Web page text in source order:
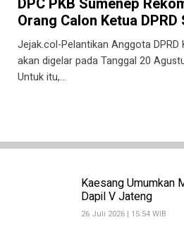
Kaesang Umumkan
Dapil V Jateng
26 Juli 2026 | 15:54 WIB
Orang Calon Ketua DPRD
Jejak.col-Pelantikan Anggota DPRD
akan digelar pada Tanggal 20
Untuk itu,…